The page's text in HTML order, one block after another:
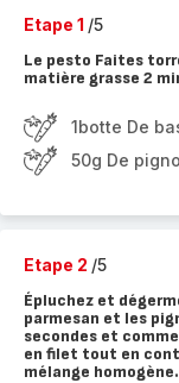
Etape 1 /5
Le pesto Faites
matière grasse 2
1botte De
50g De
Etape 2 /5
Épluchez et
parmesan et les
secondes et
en filet tout en
mélange homogène.